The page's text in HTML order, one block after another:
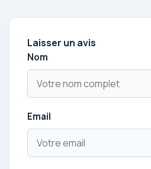
Laisser un avis
Nom
Email